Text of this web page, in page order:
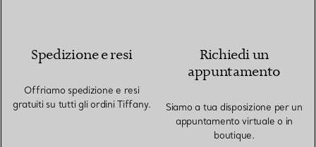
Spedizione e resi
Offriamo spedizione e resi
gratuiti su tutti gli ordini Tiffany.
Richiedi un
appuntamento
Siamo a tua disposizione per un
appuntamento virtuale o in
boutique.